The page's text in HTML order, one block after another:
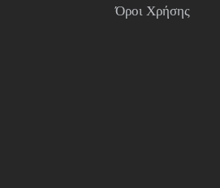
Όροι Χρήσης